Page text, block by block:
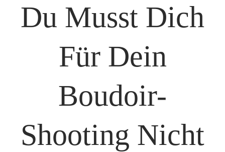
Du Musst Dich
Für Dein
Boudoir-
Shooting Nicht